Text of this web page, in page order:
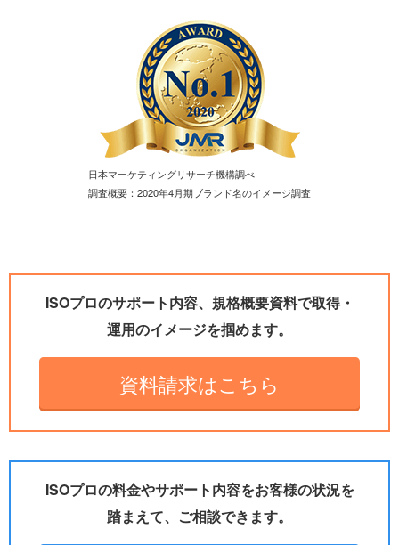
日本マーケティングリサーチ機構調べ
調査概要：2020年4月期ブランド名のイメージ調査
ISOプロのサポート内容、規格概要資料で取得・
運用のイメージを掴めます。
資料請求はこちら
ISOプロの料金やサポート内容をお客様の状況を
踏まえて、ご相談できます。